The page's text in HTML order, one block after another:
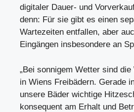
digitaler Dauer- und
denn: Für sie gibt es einen
Wartezeiten entfallen, aber
Eingängen insbesondere an
„Bei sonnigem Wetter sind
in Wiens Freibädern. Gerade
unsere Bäder wichtige
konsequent am Erhalt und